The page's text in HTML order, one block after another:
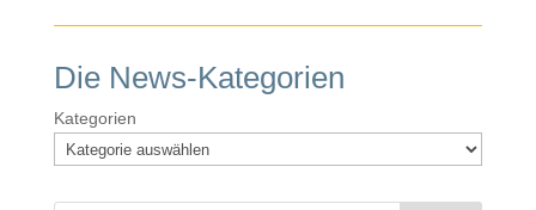
Die News-Kategorien
Kategorien